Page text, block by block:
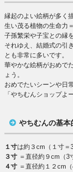
縁起のよい絵柄が多く
生い茂る植物の生命力
子孫繁栄や子宝との縁
それゆえ、結婚式の引
とも非常に多いです。
華やかな絵柄がおめで
ょう。
おめでたいシーンや日
「やちむんショップよ
やちむんの基本
１寸は約３cm（１寸＝
３寸 ＝直径約９cm（3
４寸 ＝直径約１２cm